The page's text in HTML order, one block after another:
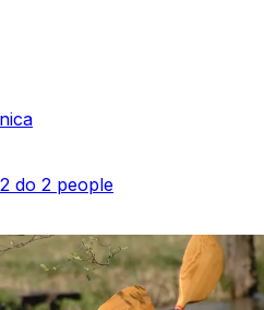
do 2 people